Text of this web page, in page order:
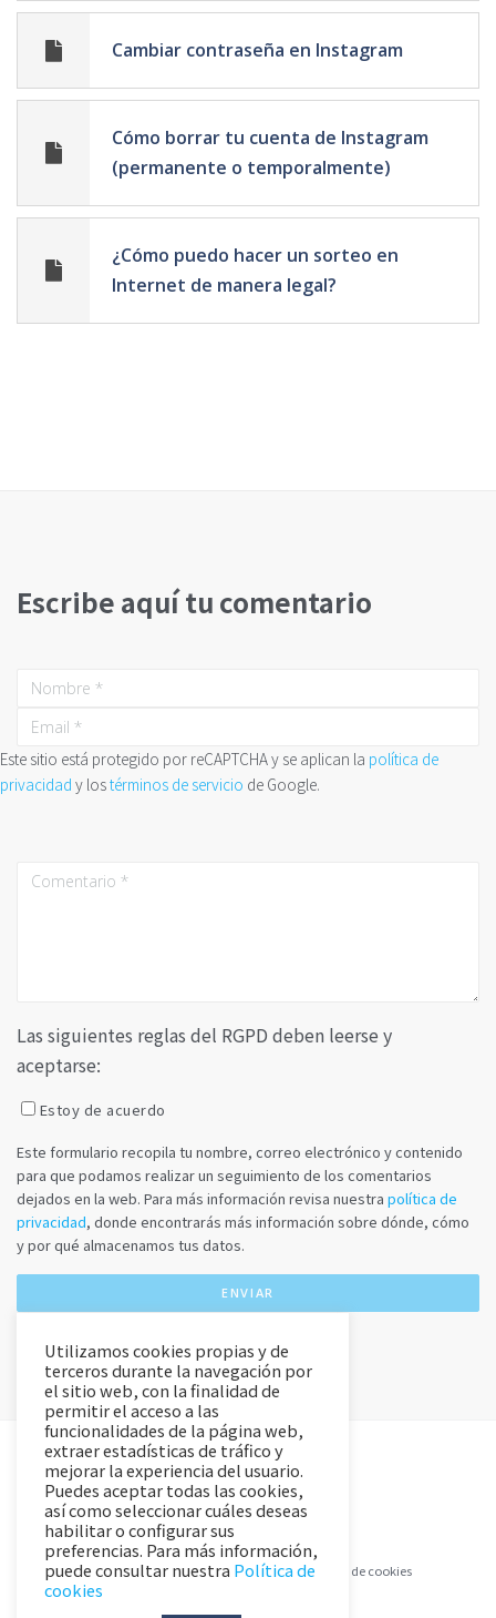
Cambiar contraseña en Instagram
Cómo borrar tu cuenta de Instagram
(permanente o temporalmente)
¿Cómo puedo hacer un sorteo en
Internet de manera legal?
Escribe aquí tu comentario
Este sitio está protegido por reCAPTCHA y se aplican la política de
privacidad y lostérminos de servicio de Google.
Las siguientes reglas del RGPD deben leerse y
aceptarse:
Estoy de acuerdo
Este formulario recopila tu nombre, correo electrónico y contenido
para que podamos realizar un seguimiento de los comentarios
dejados en la web. Para más información revisa nuestra política de
privacidad, donde encontrarás más información sobre dónde, cómo
y por qué almacenamos tus datos.
Aviso Legal y Política de Privacidad Política de cookies
Utilizamos cookies propias y de
terceros durante la navegación por
el sitio web, con la finalidad de
permitir el acceso a las
funcionalidades de la página web,
extraer estadísticas de tráfico y
mejorar la experiencia del usuario.
Puedes aceptar todas las cookies,
así como seleccionar cuáles deseas
habilitar o configurar sus
preferencias. Para más información,
puede consultar nuestra Política de
cookies